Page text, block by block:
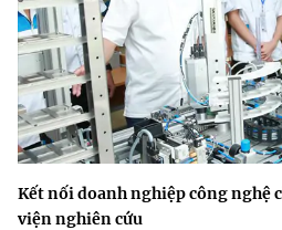
Kết nối doanh nghiệp công nghệ
viện nghiên cứu